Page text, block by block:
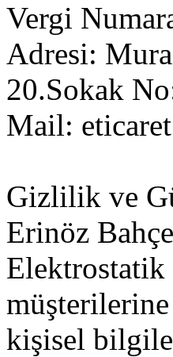
Vergi
Adresi:
20.Sokak
Mail:
Gizlilik ve
Erinöz
Elektrostatik
kişisel